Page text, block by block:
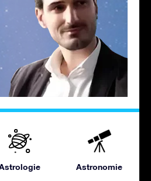
Astronomie